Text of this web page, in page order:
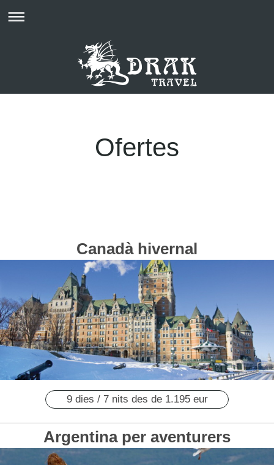
Ofertes
Canadà hivernal
9 dies / 7 nits des de 1.195 eur
Argentina per aventurers